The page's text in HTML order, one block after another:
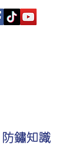
防鏽知識